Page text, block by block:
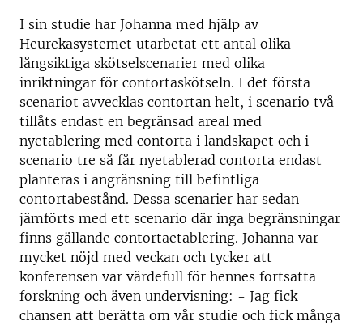
I sin studie har Johanna med hjälp av
Heurekasystemet utarbetat ett antal olika
långsiktiga skötselscenarier med olika
inriktningar för contortaskötseln. I det första
scenariot avvecklas contortan helt, i scenario två
tillåts endast en begränsad areal med
nyetablering med contorta i landskapet och i
scenario tre så får nyetablerad contorta endast
planteras i angränsning till befintliga
contortabestånd. Dessa scenarier har sedan
jämförts med ett scenario där inga begränsningar
finns gällande contortaetablering. Johanna var
mycket nöjd med veckan och tycker att
konferensen var värdefull för hennes fortsatta
forskning och även undervisning: - Jag fick
chansen att berätta om vår studie och fick många